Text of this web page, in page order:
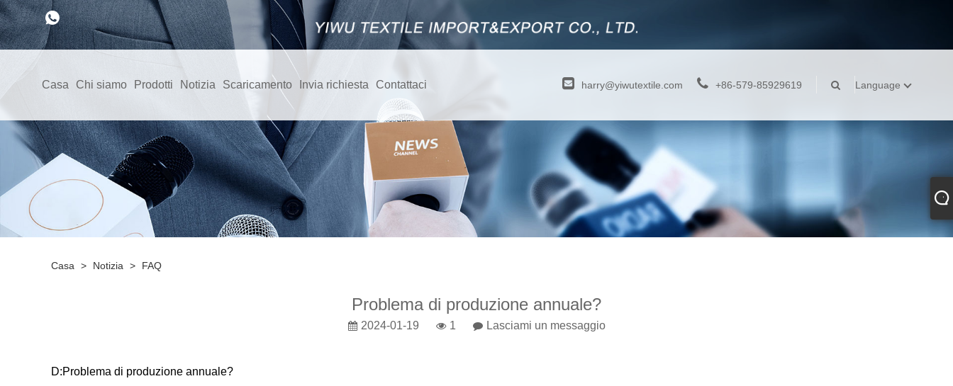
Casa Chi siamo Prodotti Notizia Scaricamento Invia richiesta Contattaci harry@yiwutextile.com +86-579-85929619 Language
Casa > Notizia > FAQ
Problema di produzione annuale?
2024-01-19 1 Lasciami un messaggio
D:Problema di produzione annuale?